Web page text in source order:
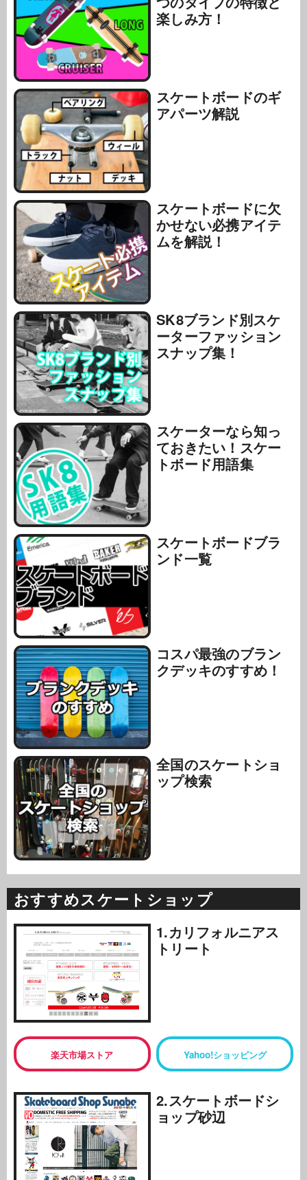
楽しみ方！
スケートボードのギ
アパーツ解説
スケートボードに欠
かせない必携アイテ
ムを解説！
SK8ブランド別スケ
ーターファッション
スナップ集！
スケーターなら知っ
ておきたい！スケー
トボード用語集
スケートボードブラ
ンド一覧
コスパ最強のブラン
クデッキのすすめ！
全国のスケートショ
ップ検索
おすすめスケートショップ
1.カリフォルニアス
トリート
楽天市場ストア Yahoo!ショッピング
2.スケートボードシ
ョップ砂辺